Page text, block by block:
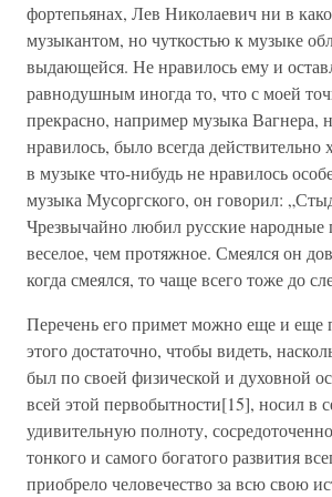
фортепьянах, Лев Николаевич ни в
музыкантом, но чуткостью к музыке
выдающейся. Не нравилось ему и
равнодушным иногда то, что с моей
прекрасно, например музыка Вагнера,
нравилось, было всегда
в музыке что-нибудь не нравилось
музыка Мусоргского, он говорил:
Чрезвычайно любил русские народные
веселое, чем протяжное. Смеялся он
когда смеялся, то чаще всего тоже до
Перечень его примет можно еще и еще
этого достаточно, чтобы видеть,
был по своей физической и духовной
всей этой первобытности[15], носил в
удивительную полноту,
тонкого и самого богатого развития
приобрело человечество за всю свою